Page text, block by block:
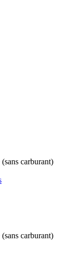
carburant)
carburant)